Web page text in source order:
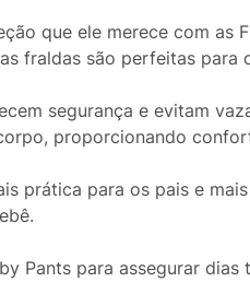
que ele merece com as
fraldas são perfeitas
segurança e evitam
proporcionando
prática para os pais e
Pants para assegurar